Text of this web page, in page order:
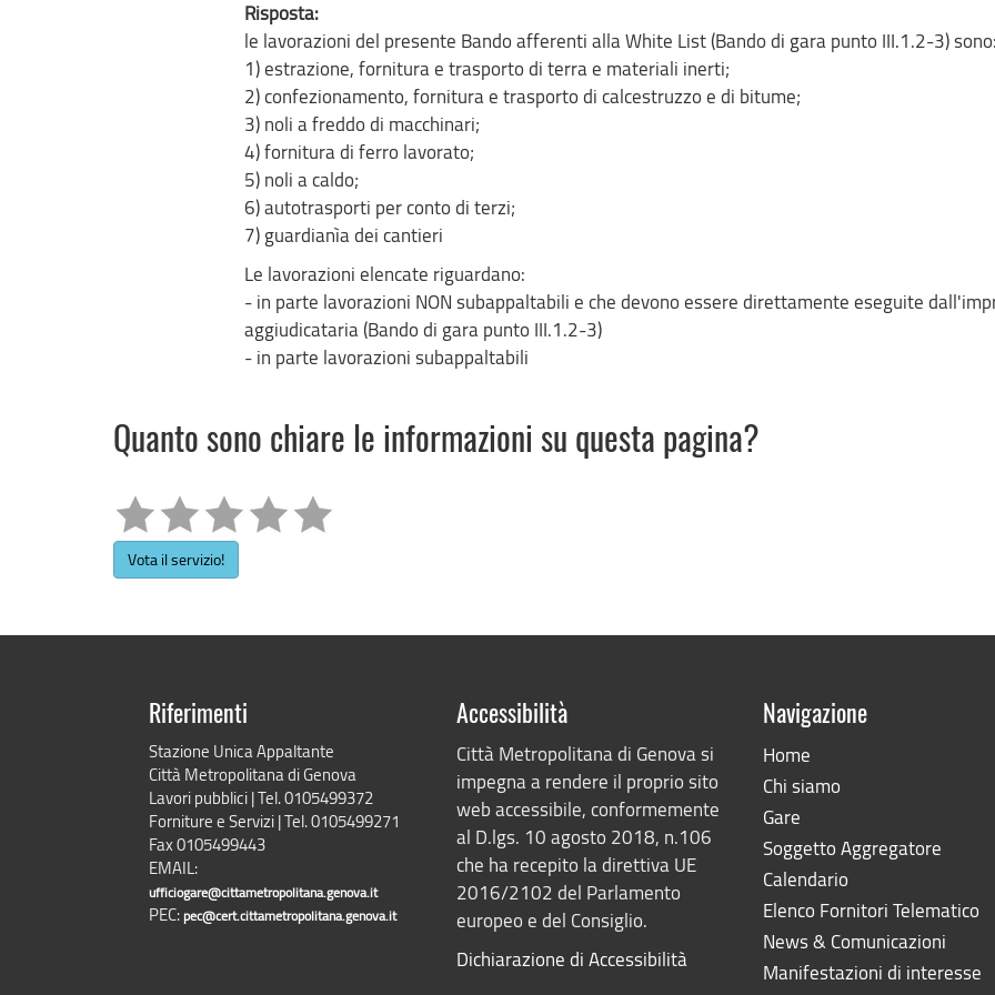
Risposta:
le lavorazioni del presente Bando afferenti alla White List (Bando di gara punto III.1.2-3) sono:
1) estrazione, fornitura e trasporto di terra e materiali inerti;
2) confezionamento, fornitura e trasporto di calcestruzzo e di bitume;
3) noli a freddo di macchinari;
4) fornitura di ferro lavorato;
5) noli a caldo;
6) autotrasporti per conto di terzi;
7) guardianìa dei cantieri
Le lavorazioni elencate riguardano:
- in parte lavorazioni NON subappaltabili e che devono essere direttamente eseguite
aggiudicataria (Bando di gara punto III.1.2-3)
- in parte lavorazioni subappaltabili
Quanto sono chiare le informazioni su questa pagina?
Vota il servizio!
Riferimenti
Stazione Unica Appaltante
Città Metropolitana di Genova
Lavori pubblici | Tel. 0105499372
Forniture e Servizi | Tel. 0105499271
Fax 0105499443
EMAIL:
ufficiogare@cittametropolitana.genova.it
PEC:pec@cert.cittametropolitana.genova.it
Accessibilità
Città Metropolitana di Genova si
impegna a rendere il proprio sito
web accessibile, conformemente
al D.lgs. 10 agosto 2018, n.106
che ha recepito la direttiva UE
2016/2102 del Parlamento
europeo e del Consiglio.
Dichiarazione di Accessibilità
Navigazione
Home
Chi siamo
Gare
Soggetto Aggregatore
Calendario
Elenco Fornitori Telematico
News & Comunicazioni
Manifestazioni di interesse